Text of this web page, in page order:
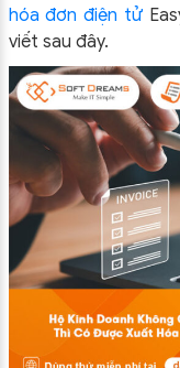
hóa đơn điện tử
viết sau đây.